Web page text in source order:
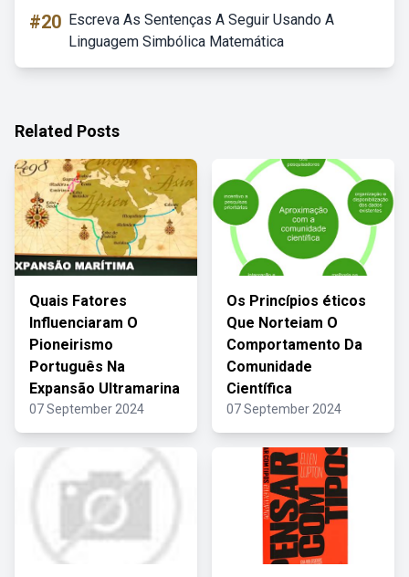
#20 Escreva As Sentenças A Seguir Usando A
Linguagem Simbólica Matemática
Related Posts
Quais Fatores
Influenciaram O
Pioneirismo
Português Na
Expansão Ultramarina
07 September 2024
Os Princípios éticos
Que Norteiam O
Comportamento Da
Comunidade
Científica
07 September 2024